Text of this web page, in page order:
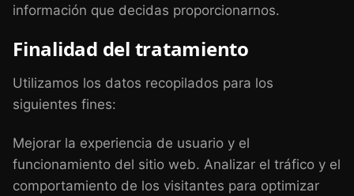
información que decidas proporcionarnos.
Finalidad del tratamiento
Utilizamos los datos recopilados para los
siguientes fines:
Mejorar la experiencia de usuario y el
funcionamiento del sitio web. Analizar el tráfico y el
comportamiento de los visitantes para optimizar